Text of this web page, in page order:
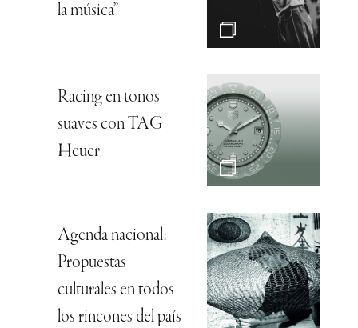
la música”
Racing en tonos
suaves con TAG
Heuer
Agenda nacional:
Propuestas
culturales en todos
los rincones del país